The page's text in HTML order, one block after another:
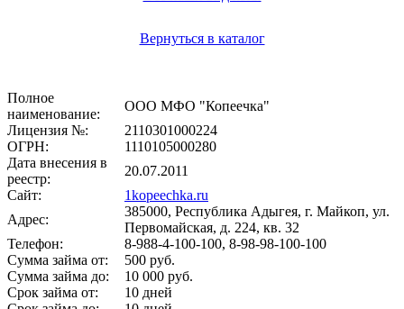
Вернуться в каталог
Полное
наименование:
ООО МФО "Копеечка"
Лицензия №:
2110301000224
ОГРН:
1110105000280
Дата внесения в
реестр:
20.07.2011
Сайт:
1kopeechka.ru
Адрес:
385000, Республика Адыгея, г. Майкоп, ул.
Первомайская, д. 224, кв. 32
Телефон:
8-988-4-100-100, 8-98-98-100-100
Сумма займа от:
500 руб.
Сумма займа до:
10 000 руб.
Срок займа от:
10 дней